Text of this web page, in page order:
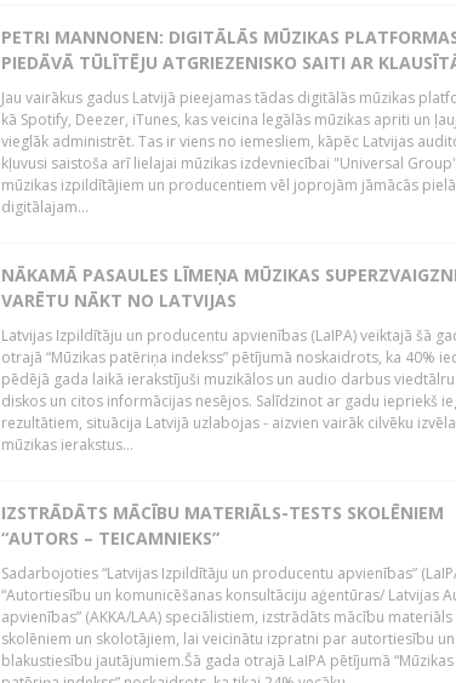
PETRI MANNONEN: DIGITĀLĀS MŪZIKAS
PIEDĀVĀ TŪLĪTĒJU ATGRIEZENISKO SAITI AR
Jau vairākus gadus Latvijā pieejamas tādas digitālās mūzikas
kā Spotify, Deezer, iTunes, kas veicina legālās mūzikas apriti un
vieglāk administrēt. Tas ir viens no iemesliem, kāpēc Latvijas
kļuvusi saistoša arī lielajai mūzikas izdevniecībai "Universal
mūzikas izpildītājiem un producentiem vēl joprojām jāmācās
digitālajam...
NĀKAMĀ PASAULES LĪMEŅA MŪZIKAS
VARĒTU NĀKT NO LATVIJAS
Latvijas Izpildītāju un producentu apvienības (LaIPA) veiktajā šā
otrajā “Mūzikas patēriņa indekss” pētījumā noskaidrots, ka 40%
pēdējā gada laikā ierakstījuši muzikālos un audio darbus
diskos un citos informācijas nesējos. Salīdzinot ar gadu iepriekš
rezultātiem, situācija Latvijā uzlabojas - aizvien vairāk cilvēku
mūzikas ierakstus...
IZSTRĀDĀTS MĀCĪBU MATERIĀLS-TESTS SKOLĒNIEM
“AUTORS – TEICAMNIEKS”
Sadarbojoties “Latvijas Izpildītāju un producentu apvienības”
“Autortiesību un komunicēšanas konsultāciju aģentūras/ Latvijas
apvienības” (AKKA/LAA) speciālistiem, izstrādāts mācību materiāls
skolēniem un skolotājiem, lai veicinātu izpratni par autortiesību un
blakustiesību jautājumiem.Šā gada otrajā LaIPA pētījumā “Mūzikas